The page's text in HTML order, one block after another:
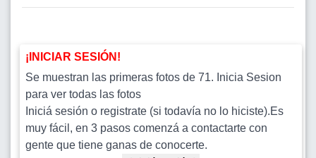
¡INICIAR SESIÓN!
Se muestran las primeras fotos de 71. Inicia Sesion
para ver todas las fotos
Iniciá sesión o registrate (si todavía no lo hiciste).Es
muy fácil, en 3 pasos comenzá a contactarte con
gente que tiene ganas de conocerte.